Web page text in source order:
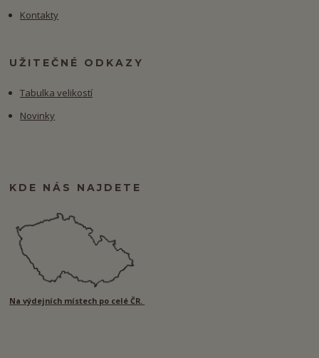
Kontakty
UŽITEČNÉ ODKAZY
Tabulka velikostí
Novinky
KDE NÁS NAJDETE
Na výdejních místech po celé ČR.